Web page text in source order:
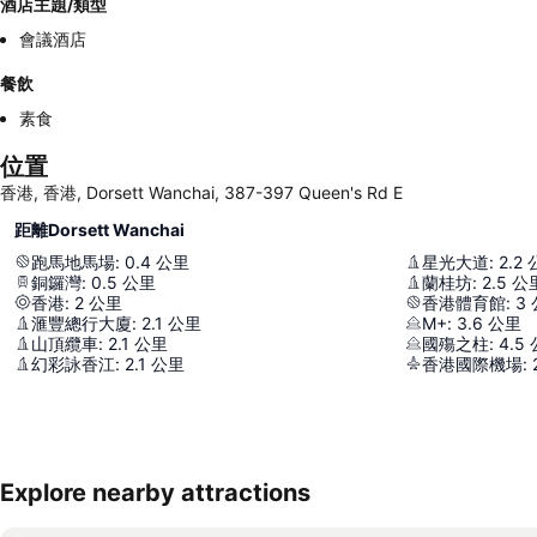
會議酒店
餐飲
素食
位置
香港, 香港, Dorsett Wanchai, 387-397 Queen's Rd E
距離Dorsett Wanchai
跑馬地馬場: 0.4 公里
銅鑼灣: 0.5 公里
香港: 2 公里
滙豐總行大廈: 2.1 公里
山頂纜車: 2.1 公里
幻彩詠香江: 2.1 公里
星光大道: 2.2
蘭桂坊: 2.5 公
香港體育館: 3
M+: 3.6 公里
國殤之柱: 4.5
香港國際機場:
Explore nearby attractions